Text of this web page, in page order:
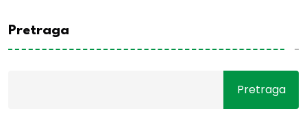
Pretraga
Pretraga